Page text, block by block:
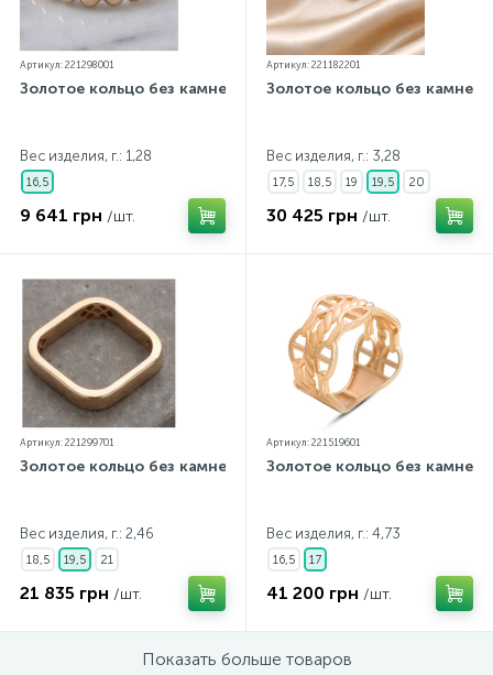
Артикул: 221298001
Золотое кольцо без камней
Вес изделия, г.: 1,28
16,5
9 641 грн /шт.
Артикул: 221182201
Золотое кольцо без камней
Вес изделия, г.: 3,28
17,5 18,5 19 19,5 20
30 425 грн /шт.
Артикул: 221299701
Золотое кольцо без камней
Вес изделия, г.: 2,46
18,5 19,5 21
21 835 грн /шт.
Артикул: 221519601
Золотое кольцо без камней
Вес изделия, г.: 4,73
16,5 17
41 200 грн /шт.
Показать больше товаров